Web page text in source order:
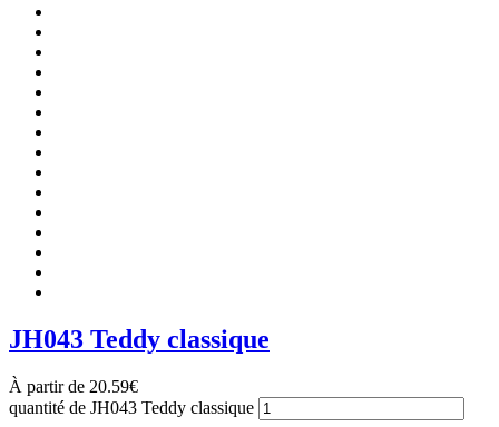
JH043 Teddy classique
À partir de 20.59€
quantité de JH043 Teddy classique